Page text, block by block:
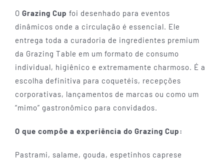
O Grazing Cup foi desenhado para eventos
dinâmicos onde a circulação é essencial. Ele
entrega toda a curadoria de ingredientes premium
da Grazing Table em um formato de consumo
individual, higiênico e extremamente charmoso. É a
escolha definitiva para coquetéis, recepções
corporativas, lançamentos de marcas ou como um
“mimo” gastronômico para convidados.
O que compõe a experiência do Grazing Cup:
Pastrami, salame, gouda, espetinhos caprese